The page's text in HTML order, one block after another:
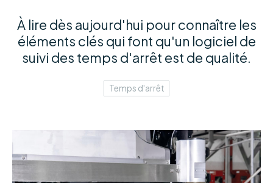
À lire dès aujourd'hui pour connaître les
éléments clés qui font qu'un logiciel de
suivi des temps d'arrêt est de qualité.
Temps d'arrêt